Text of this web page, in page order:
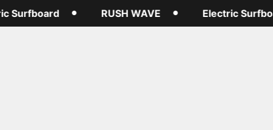
RUSH WAVE Electric